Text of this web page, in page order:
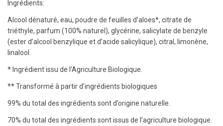
Ingrédients:
Alcool dénaturé, eau, poudre de feuilles d’aloes*, citrate de
triéthyle, parfum (100% naturel), glycérine, salicylate de benzyle
(ester d’alcool benzylique et d’acide salicylique), citral, limonène,
linalool.
* Ingrédient issu de l’Agriculture Biologique.
** Transformé à partir d’ingrédients biologiques
99% du total des ingrédients sont d’origine naturelle.
70% du total des ingrédients sont issus de l’agriculture biologique.